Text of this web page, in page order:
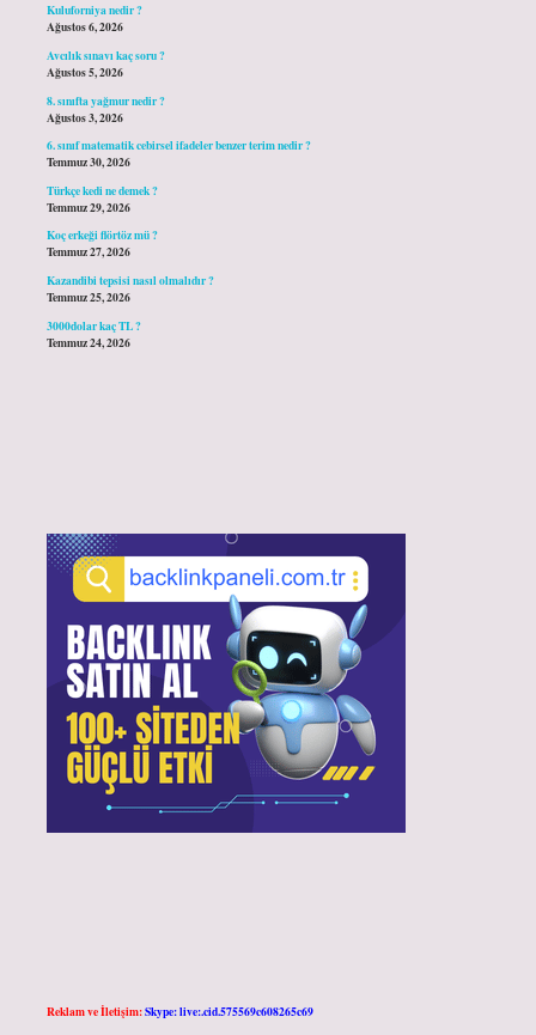
Kuluforniya nedir ?
Ağustos 6, 2026
Avcılık sınavı kaç soru ?
Ağustos 5, 2026
8. sınıfta yağmur nedir ?
Ağustos 3, 2026
6. sınıf matematik cebirsel ifadeler benzer terim nedir ?
Temmuz 30, 2026
Türkçe kedi ne demek ?
Temmuz 29, 2026
Koç erkeği flörtöz mü ?
Temmuz 27, 2026
Kazandibi tepsisi nasıl olmalıdır ?
Temmuz 25, 2026
3000dolar kaç TL ?
Temmuz 24, 2026
Reklam ve İletişim:Skype: live:.cid.575569c608265c69